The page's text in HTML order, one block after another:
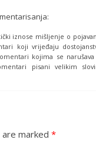
iznose mišljenje o
koji vrijeđaju
kojima se
pisani velikim
marked *